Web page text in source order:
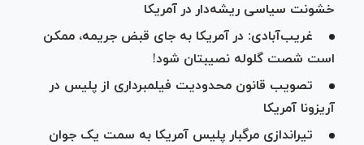
خشونت سیاسی ریشه‌دار در آمریکا
غریب‌آبادی: در آمریکا به جای قبض جریمه، ممکن
است شصت گلوله نصیبتان شود!
تصویب قانون محدودیت فیلمبرداری از پلیس در
آریزونا آمریکا
تیراندازی مرگبار پلیس آمریکا به سمت یک جوان